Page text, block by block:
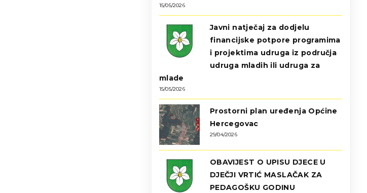
15/05/2026
Javni natječaj za dodjelu
financijske potpore programima
i projektima udruga iz područja
udruga mladih ili udruga za
mlade
15/05/2026
Prostorni plan uređenja Općine
Hercegovac
29/04/2026
OBAVIJEST O UPISU DJECE U
DJEČJI VRTIĆ MASLAČAK ZA
PEDAGOŠKU GODINU